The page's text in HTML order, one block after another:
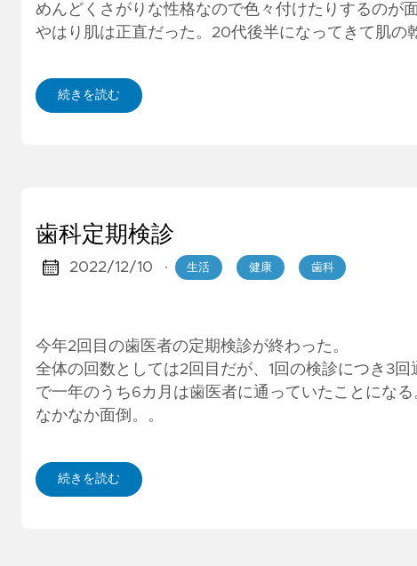
めんどくさがりな性格なので色々付けたりするのが
やはり肌は正直だった。20代後半になってきて肌の
続きを読む
歯科定期検診
2022/12/10 · 生活 健康 歯科
今年2回目の歯医者の定期検診が終わった。
全体の回数としては2回目だが、1回の検診につき3
で一年のうち6カ月は歯医者に通っていたことになる
なかなか面倒。。
続きを読む